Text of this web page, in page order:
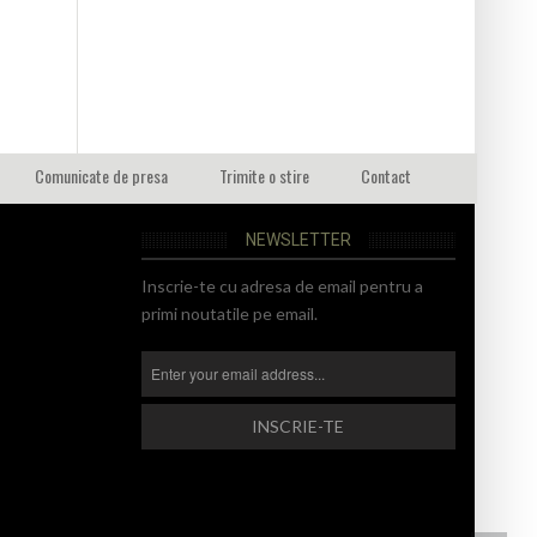
Comunicate de presa Trimite o stire Contact
NEWSLETTER
Inscrie-te cu adresa de email pentru a
primi noutatile pe email.